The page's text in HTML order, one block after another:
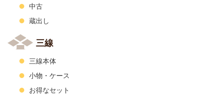
中古
蔵出し
三線
三線本体
小物・ケース
お得なセット